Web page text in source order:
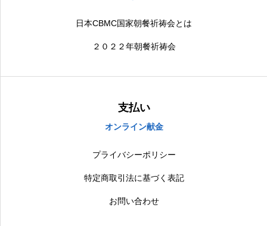
日本CBMC国家朝餐祈祷会とは
２０２２年朝餐祈祷会
支払い
オンライン献金
プライバシーポリシー
特定商取引法に基づく表記
お問い合わせ